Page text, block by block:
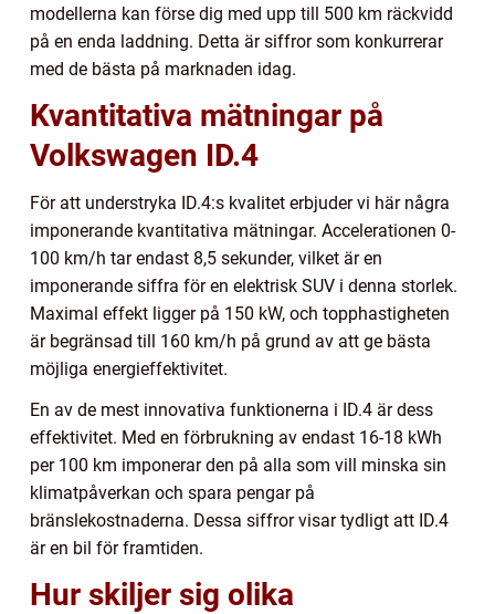
modellerna kan förse dig med upp till 500 km räckvidd
på en enda laddning. Detta är siffror som konkurrerar
med de bästa på marknaden idag.
Kvantitativa mätningar på
Volkswagen ID.4
För att understryka ID.4:s kvalitet erbjuder vi här några
imponerande kvantitativa mätningar. Accelerationen 0-
100 km/h tar endast 8,5 sekunder, vilket är en
imponerande siffra för en elektrisk SUV i denna storlek.
Maximal effekt ligger på 150 kW, och topphastigheten
är begränsad till 160 km/h på grund av att ge bästa
möjliga energieffektivitet.
En av de mest innovativa funktionerna i ID.4 är dess
effektivitet. Med en förbrukning av endast 16-18 kWh
per 100 km imponerar den på alla som vill minska sin
klimatpåverkan och spara pengar på
bränslekostnaderna. Dessa siffror visar tydligt att ID.4
är en bil för framtiden.
Hur skiljer sig olika